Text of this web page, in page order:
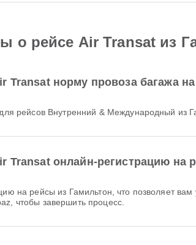
о рейсе Air Transat из
Transat норму провоза багажа
рейсов Внутренний & Международный из
Transat онлайн-регистрацию на
чтобы завершить процесс.